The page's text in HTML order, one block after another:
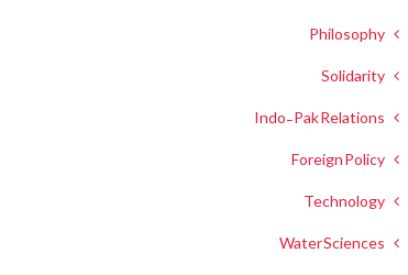
Philosophy
Solidarity
Indo-Pak Relations
Foreign Policy
Technology
Water Sciences